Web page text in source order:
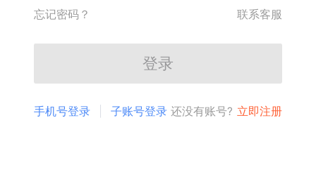
忘记密码？ 联系客服
登录
手机号登录 子账号登录 还没有账号? 立即注册